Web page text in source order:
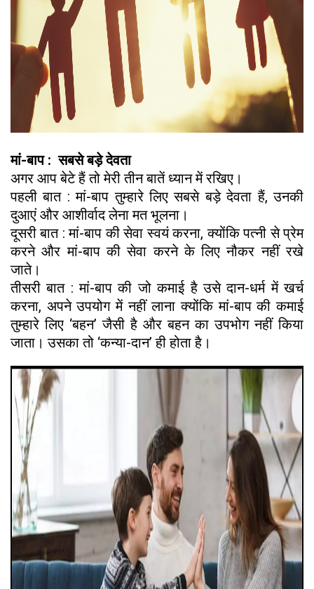
मां-बाप : सबसे बड़े देवता
अगर आप बेटे हैं तो मेरी तीन बातें ध्यान में रखिए।
पहली बात : मां-बाप तुम्हारे लिए सबसे बड़े देवता हैं, उनकी
दुआएं और आशीर्वाद लेना मत भूलना।
दूसरी बात : मां-बाप की सेवा स्वयं करना, क्योंकि पत्नी से प्रेम
करने और मां-बाप की सेवा करने के लिए नौकर नहीं रखे
जाते।
तीसरी बात : मां-बाप की जो कमाई है उसे दान-धर्म में खर्च
करना, अपने उपयोग में नहीं लाना क्योंकि मां-बाप की कमाई
तुम्हारे लिए ‘बहन’ जैसी है और बहन का उपभोग नहीं किया
जाता। उसका तो ‘कन्या-दान’ ही होता है।